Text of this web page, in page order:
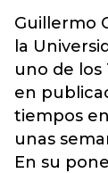
Guillermo
la
uno de los
en
tiempos
unas
En su